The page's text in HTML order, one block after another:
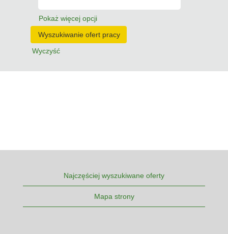
Pokaż więcej opcji
Wyczyść
Najczęściej wyszukiwane oferty
Mapa strony